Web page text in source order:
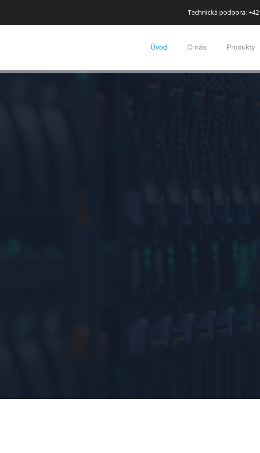
Technická podpora:
Úvod O nás Produkty